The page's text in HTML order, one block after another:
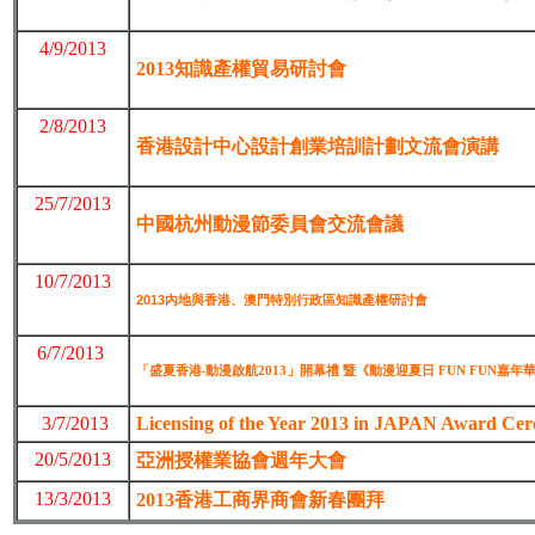
4/9/2013
2013知識產權貿易研討會
2/8/2013
香港設計中心設計創業培訓計劃文流會演講
25/7/2013
中國杭州動漫節委員會交流會議
10/7/2013
2013內地與香港、澳門特別行政區知識產權研討會
6/7/2013
「盛夏香港‧動漫啟航2013」開幕禮 暨《動漫迎夏日 FUN FUN嘉年華
3/7/2013
Licensing of the Year 2013 in JAPAN Award
20/5/2013
亞洲授權業協會週年大會
13/3/2013
2013香港工商界商會新春團拜